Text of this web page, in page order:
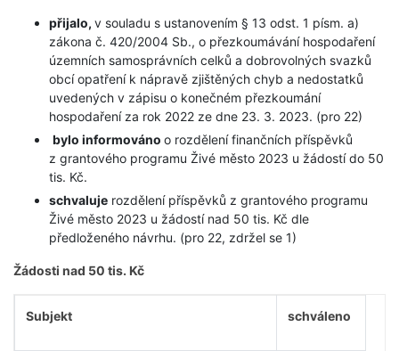
přijalo, v souladu s ustanovením § 13 odst. 1 písm. a)
zákona č. 420/2004 Sb., o přezkoumávání hospodaření
územních samosprávních celků a dobrovolných svazků
obcí opatření k nápravě zjištěných chyb a nedostatků
uvedených v zápisu o konečném přezkoumání
hospodaření za rok 2022 ze dne 23. 3. 2023. (pro 22)
bylo informováno o rozdělení finančních příspěvků
z grantového programu Živé město 2023 u žádostí do 50
tis. Kč.
schvaluje rozdělení příspěvků z grantového programu
Živé město 2023 u žádostí nad 50 tis. Kč dle
předloženého návrhu. (pro 22, zdržel se 1)
Žádosti nad 50 tis. Kč
Subjekt schváleno